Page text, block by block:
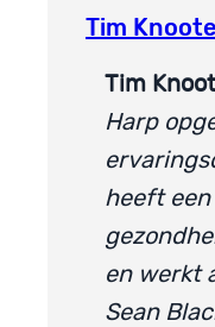
Tim Knoote
Tim
Harp
heeft
en werkt
Sean